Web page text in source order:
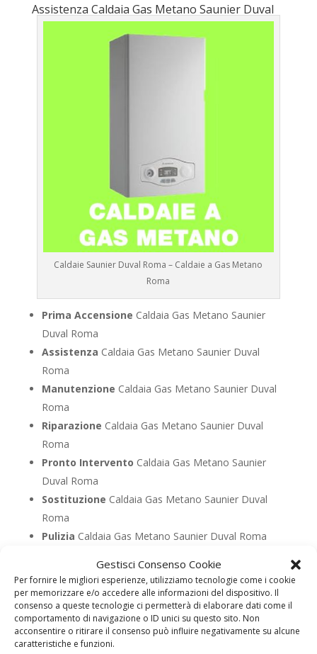
Gestisci Consenso Cookie
Per fornire le migliori esperienze, utilizziamo tecnologie come i cookie
per memorizzare e/o accedere alle informazioni del dispositivo. Il
consenso a queste tecnologie ci permetterà di elaborare dati come il
comportamento di navigazione o ID unici su questo sito. Non
acconsentire o ritirare il consenso può influire negativamente su alcune
caratteristiche e funzioni.
Assistenza Caldaia Gas Metano Saunier Duval
Caldaie Saunier Duval Roma – Caldaie a Gas Metano
Roma
Prima Accensione Caldaia Gas Metano Saunier
Duval Roma
Assistenza Caldaia Gas Metano Saunier Duval
Roma
Manutenzione Caldaia Gas Metano Saunier Duval
Roma
Riparazione Caldaia Gas Metano Saunier Duval
Roma
Pronto Intervento Caldaia Gas Metano Saunier
Duval Roma
Sostituzione Caldaia Gas Metano Saunier Duval
Roma
Pulizia Caldaia Gas Metano Saunier Duval Roma
Bollino BluCaldaia Gas Metano Saunier Duval
Roma
VenditaCaldaia Gas Metano Saunier Duval Roma
OfferteCaldaia Gas Metano Saunier Duval Roma